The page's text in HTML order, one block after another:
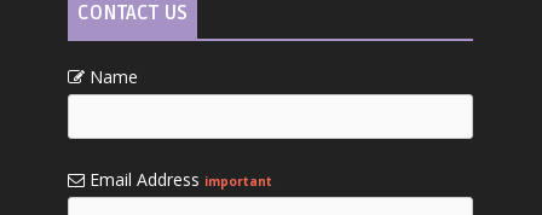
CONTACT US
Name
Email Address important